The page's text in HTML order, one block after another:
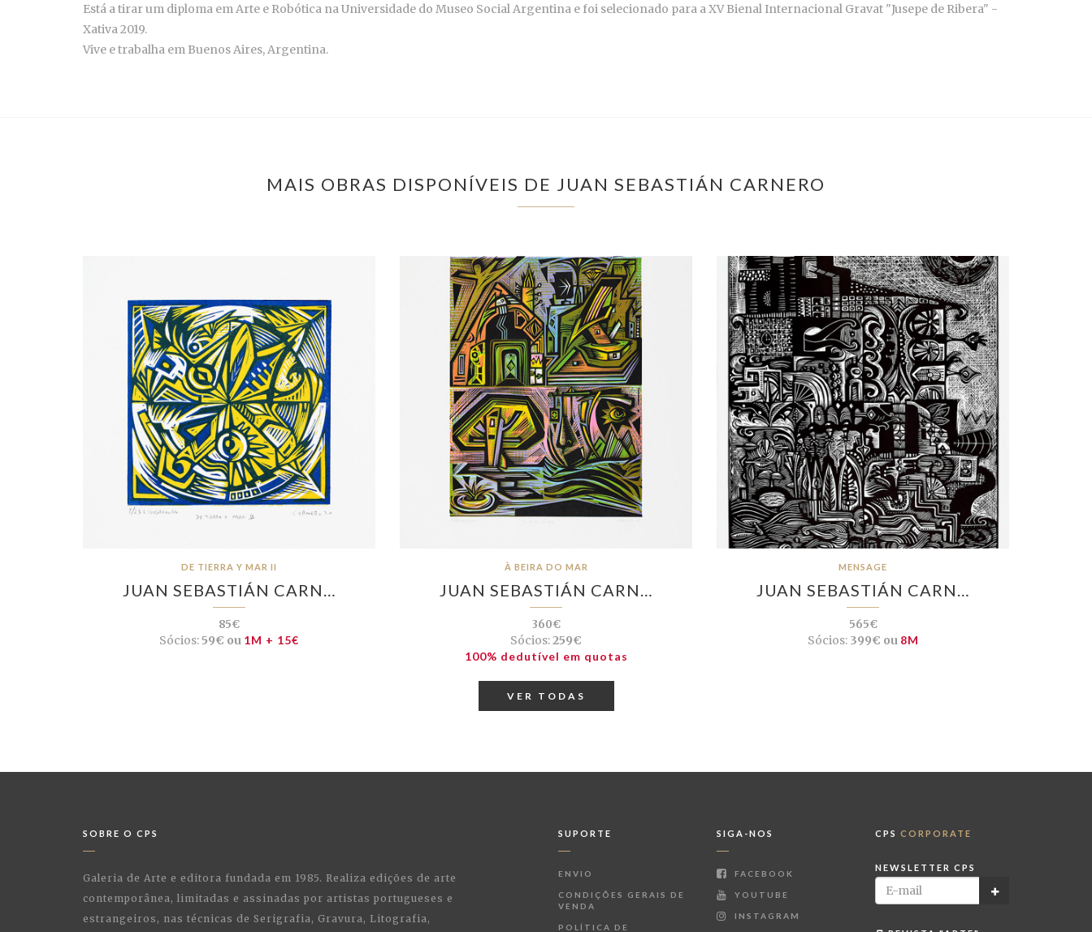
Está a tirar um diploma em Arte e Robótica na Universidade do Museo Social Argentina e foi selecionado para a XV Bienal Internacional Gravat "Jusepe de Ribera" -
Xativa 2019.
Vive e trabalha em Buenos Aires, Argentina.
MAIS OBRAS DISPONÍVEIS DE JUAN SEBASTIÁN CARNERO
DE TIERRA Y MAR II
JUAN SEBASTIÁN CARN…
85€
Sócios:59€ ou 1M + 15€
À BEIRA DO MAR
JUAN SEBASTIÁN CARN…
360€
Sócios:259€
100% dedutível em quotas
MENSAGE
JUAN SEBASTIÁN CARN…
565€
Sócios:399€ ou 8M
VER TODAS
SOBRE O CPS
Galeria de Arte e editora fundada em 1985. Realiza edições de arte
contemporânea, limitadas e assinadas por artistas portugueses e
estrangeiros, nas técnicas de Serigrafia, Gravura, Litografia,
SUPORTE
ENVIO
CONDIÇÕES GERAIS DE
VENDA
POLÍTICA DE
SIGA-NOS
FACEBOOK
YOUTUBE
INSTAGRAM
CPS CORPORATE
NEWSLETTER CPS